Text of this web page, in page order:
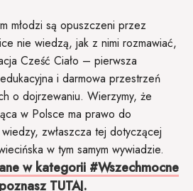
młodzi są opuszczeni przez
nie wiedzą, jak z nimi rozmawiać,
Cześć Ciało – pierwsza
i darmowa przestrzeń
o dojrzewaniu. Wierzymy, że
w Polsce ma prawo do
zwłaszcza tej dotyczącej
w tym samym wywiadzie.
w kategorii #Wszechmocne
TUTAJ.